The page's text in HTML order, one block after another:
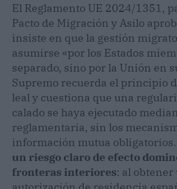
El Reglamento UE 2024/1351,
Pacto de Migración y Asilo
insiste en que la gestión
asumirse «por los Estados
separado, sino por la Unión en
Supremo recuerda el principio
leal y cuestiona que una
calado se haya ejecutado
reglamentaria, sin los
información mutua obligatorios.
un riesgo claro de efecto
fronteras interiores: al obtener